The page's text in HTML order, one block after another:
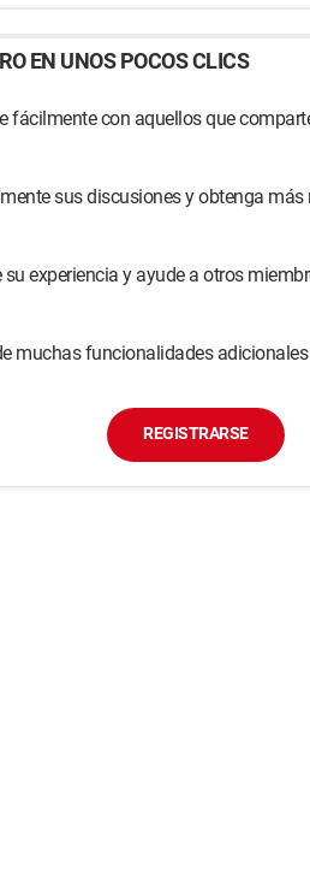
EN UNOS POCOS CLICS
fácilmente con aquellos que
sus discusiones y obtenga más
su experiencia y ayude a otros
muchas funcionalidades
REGISTRARSE